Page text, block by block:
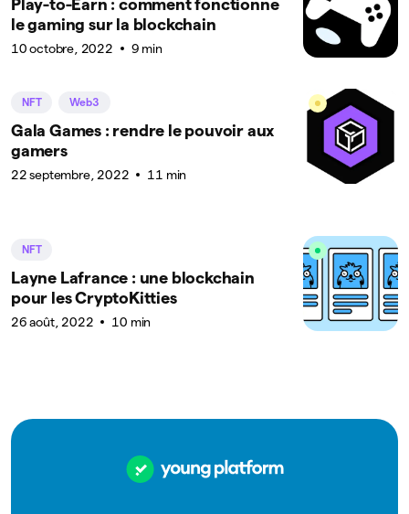
Play-to-Earn : comment fonctionne
le gaming sur la blockchain
10 octobre, 2022 9 min
NFT Web3
Gala Games : rendre le pouvoir aux
gamers
22 septembre, 2022 11 min
NFT
Layne Lafrance : une blockchain
pour les CryptoKitties
26 août, 2022 10 min